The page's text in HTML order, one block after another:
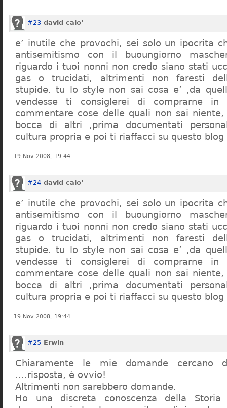
#23 david calo’
e’ inutile che provochi, sei solo un ipocrita
antisemitismo con il buoungiorno
riguardo i tuoi nonni non credo siano stati
gas o trucidati, altrimenti non faresti
stupide. tu lo style non sai cosa e’ ,da
vendesse ti consiglerei di comprarne in
commentare cose delle quali non sai
bocca di altri ,prima documentati
cultura propria e poi ti riaffacci su questo blog
19 Nov 2008, 19:44
#24 david calo’
e’ inutile che provochi, sei solo un ipocrita
antisemitismo con il buoungiorno
riguardo i tuoi nonni non credo siano stati
gas o trucidati, altrimenti non faresti
stupide. tu lo style non sai cosa e’ ,da
vendesse ti consiglerei di comprarne in
commentare cose delle quali non sai
bocca di altri ,prima documentati
cultura propria e poi ti riaffacci su questo blog
19 Nov 2008, 19:44
#25 Erwin
Chiaramente le mie domande cercano
….risposta, è ovvio!
Altrimenti non sarebbero domande.
Ho una discreta conoscenza della